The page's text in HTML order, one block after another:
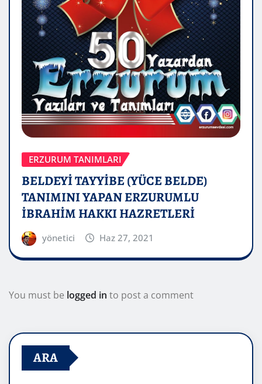
ERZURUM TANIMLARI
BELDEYİ TAYYİBE (YÜCE BELDE)
TANIMINI YAPAN ERZURUMLU
İBRAHİM HAKKI HAZRETLERİ
yönetici Haz 27, 2021
You must be logged in to post a comment
ARA